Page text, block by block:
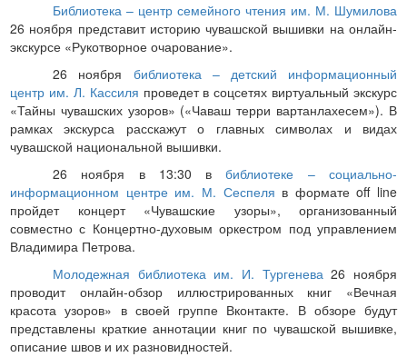
Библиотека – центр семейного чтения им. М. Шумилова
26 ноября представит историю чувашской вышивки на онлайн-
экскурсе «Рукотворное очарование».
26 ноября библиотека – детский информационный
центр им. Л. Кассиля проведет в соцсетях виртуальный экскурс
«Тайны чувашских узоров» («Чаваш терри вартанлахесем»). В
рамках экскурса расскажут о главных символах и видах
чувашской национальной вышивки.
26 ноября в 13:30 вбиблиотеке – социально-
информационном центре им. М. Сеспеля в форматеoff line
пройдет концерт «Чувашские узоры», организованный
совместно с Концертно-духовым оркестром под управлением
Владимира Петрова.
Молодежная библиотека им. И. Тургенева26 ноября
проводит онлайн-обзор иллюстрированных книг «Вечная
красота узоров» в своей группе Вконтакте. В обзоре будут
представлены краткие аннотации книг по чувашской вышивке,
описание швов и их разновидностей.